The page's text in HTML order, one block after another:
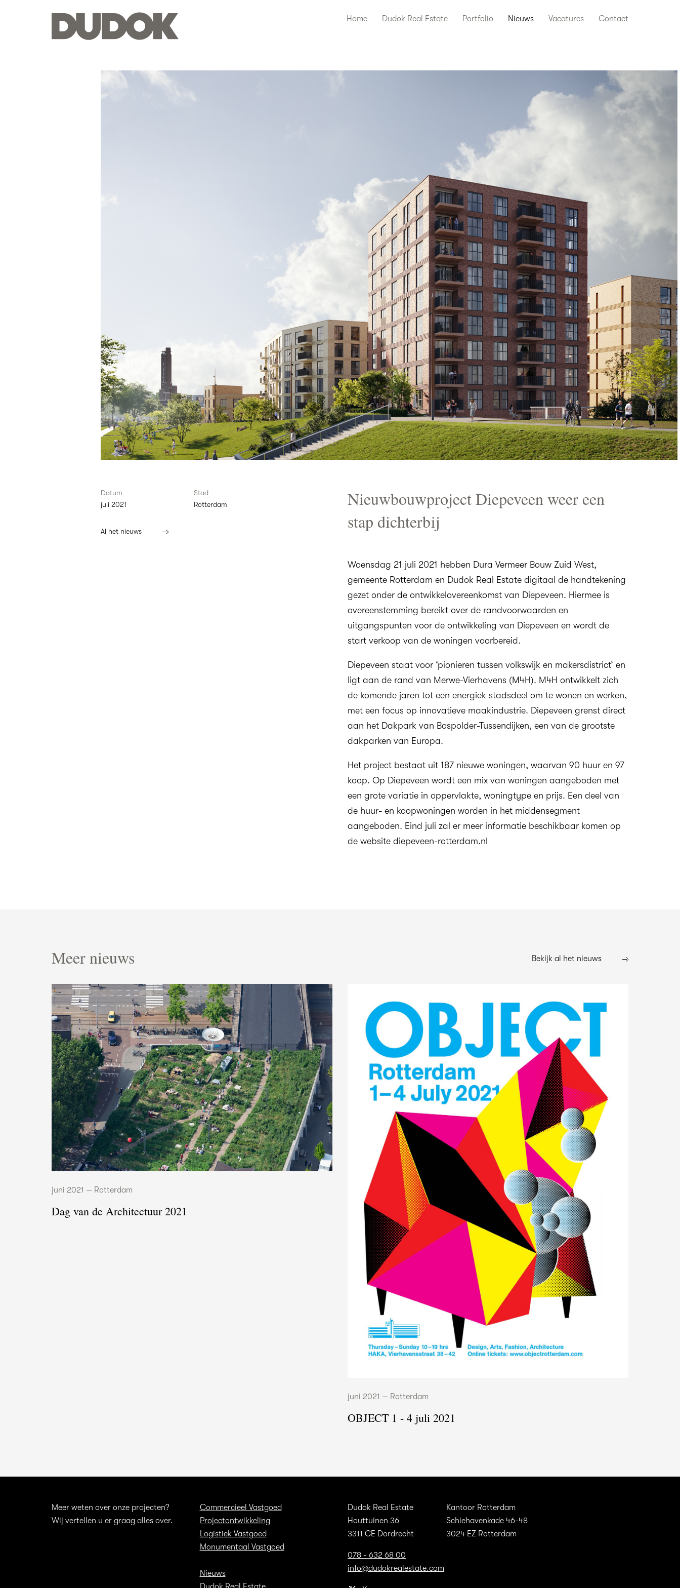
Home Dudok Real Estate Portfolio Nieuws Vacatures Contact
Datum
juli 2021
Stad
Rotterdam
Al het nieuws
Nieuwbouwproject Diepeveen weer een
stap dichterbij
Woensdag 21 juli 2021 hebben Dura Vermeer Bouw Zuid West,
gemeente Rotterdam en Dudok Real Estate digitaal de handtekening
gezet onder de ontwikkelovereenkomst van Diepeveen. Hiermee is
overeenstemming bereikt over de randvoorwaarden en
uitgangspunten voor de ontwikkeling van Diepeveen en wordt de
start verkoop van de woningen voorbereid.
Diepeveen staat voor ‘pionieren tussen volkswijk en makersdistrict’ en
ligt aan de rand van Merwe-Vierhavens (M4H). M4H ontwikkelt zich
de komende jaren tot een energiek stadsdeel om te wonen en werken,
met een focus op innovatieve maakindustrie. Diepeveen grenst direct
aan het Dakpark van Bospolder-Tussendijken, een van de grootste
dakparken van Europa.
Het project bestaat uit 187 nieuwe woningen, waarvan 90 huur en 97
koop. Op Diepeveen wordt een mix van woningen aangeboden met
een grote variatie in oppervlakte, woningtype en prijs. Een deel van
de huur- en koopwoningen worden in het middensegment
aangeboden. Eind juli zal er meer informatie beschikbaar komen op
de website diepeveen-rotterdam.nl
Meer nieuws Bekijk al het nieuws
juni 2021 — Rotterdam
Dag van de Architectuur 2021
juni 2021 — Rotterdam
OBJECT 1 - 4 juli 2021
Meer weten over onze projecten?
Wij vertellen u er graag alles over.
Commercieel Vastgoed
Projectontwikkeling
Logistiek Vastgoed
Monumentaal Vastgoed
Nieuws
Dudok Real Estate
Houttuinen 36
3311 CE Dordrecht
078 - 632 68 00
info@dudokrealestate.com
Kantoor Rotterdam
Schiehavenkade 46-48
3024 EZ Rotterdam